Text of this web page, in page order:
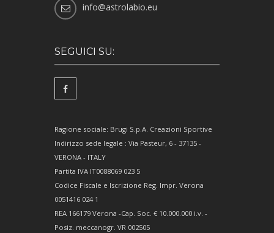
info@astrolabio.eu
SEGUICI SU:
Ragione sociale: Brugi S.p.A. Creazioni Sportive
Indirizzo sede legale : Via Pasteur, 6 - 37135 -
VERONA - ITALY
Partita IVA IT0088069 023 5
Codice Fiscale e Iscrizione Reg. Impr. Verona
0051416 024 1
REA 166179 Verona -Cap. Soc. € 10.000.000 i.v. -
Posiz. meccanogr. VR 002505